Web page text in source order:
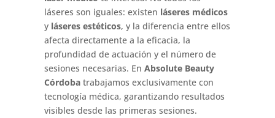
láseres son iguales: existen láseres médicos
y láseres estéticos, y la diferencia entre ellos
afecta directamente a la eficacia, la
profundidad de actuación y el número de
sesiones necesarias. En Absolute Beauty
Córdobatrabajamos exclusivamente con
tecnología médica, garantizando resultados
visibles desde las primeras sesiones.